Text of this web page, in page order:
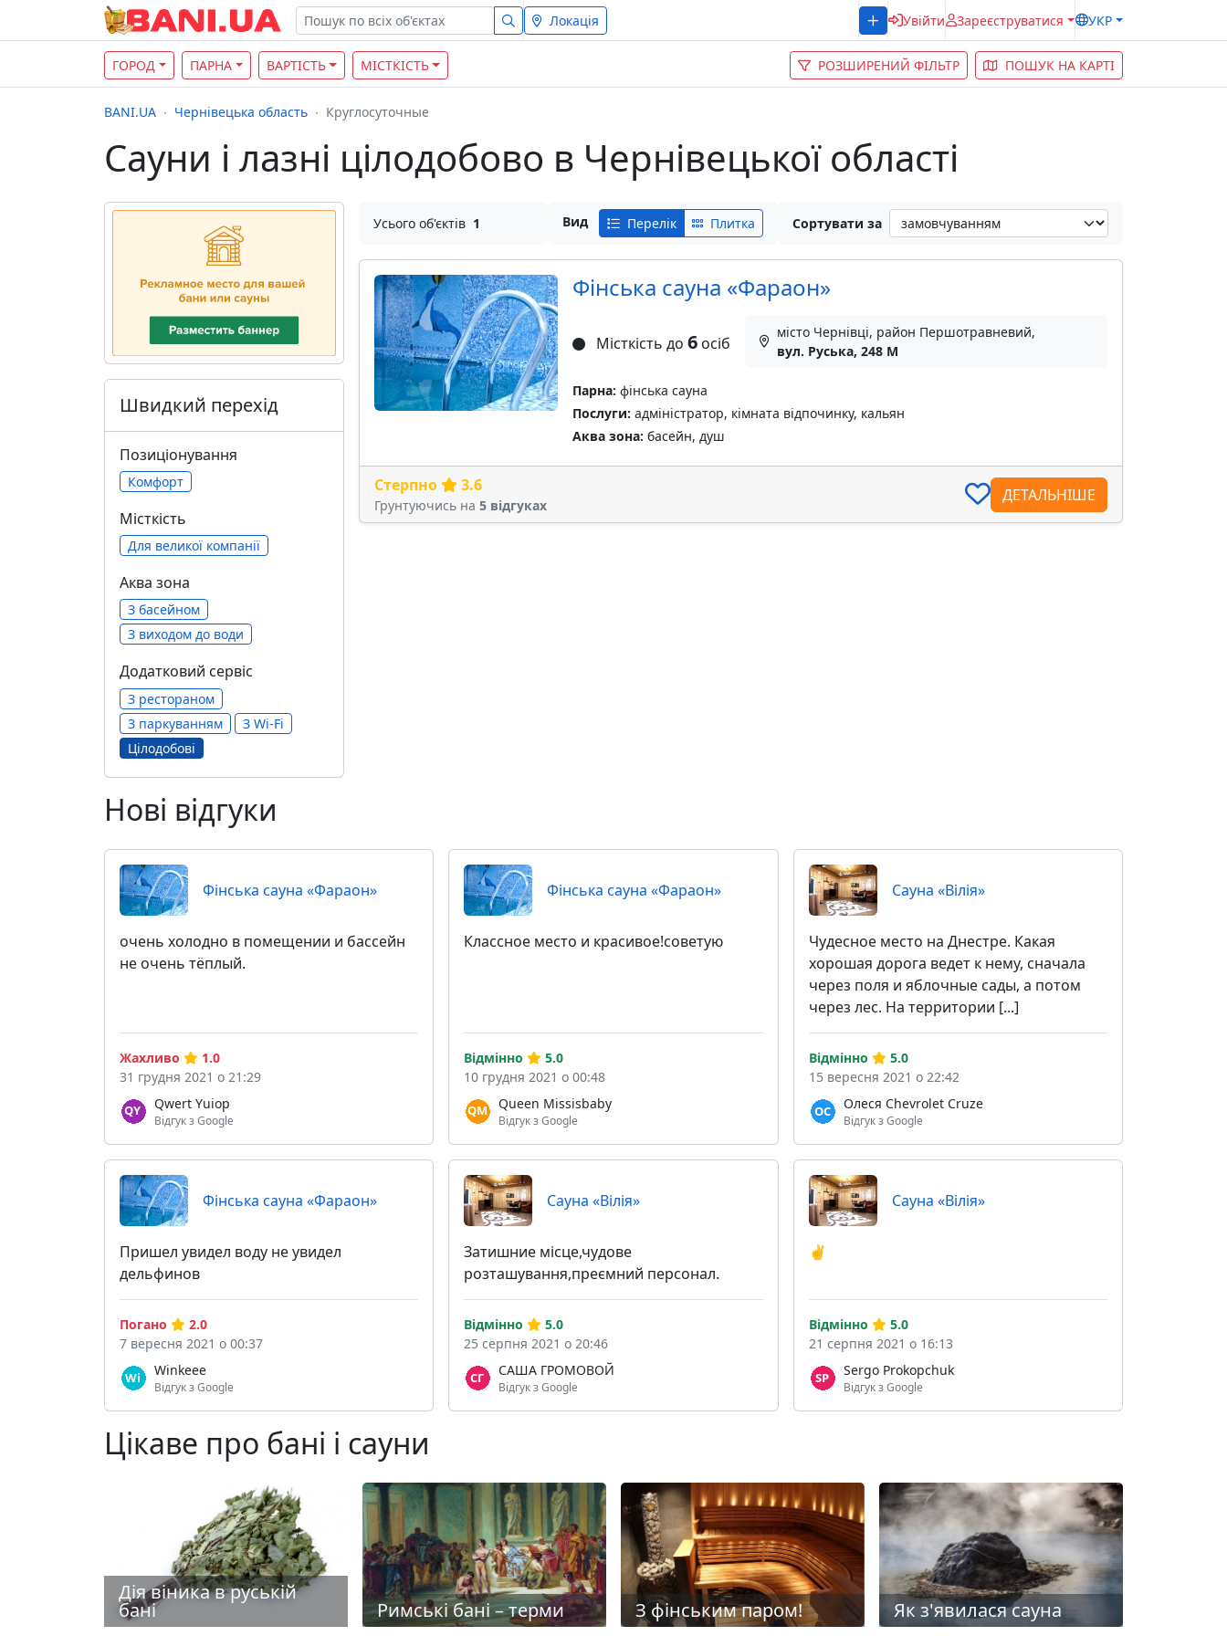
Локація Увійти Зареєструватися УКР
ГОРОД ПАРНА ВАРТІСТЬ МІСТКІСТЬ РОЗШИРЕНИЙ ФІЛЬТР ПОШУК НА КАРТІ
BANI.UA Чернівецька область Круглосуточные
Сауни і лазні цілодобово в Чернівецької області
Усього об'єктів 1 Вид Перелік Плитка Сортувати за
Фінська сауна «Фараон»
Місткість до 6осіб
місто Чернівці, район Першотравневий,
вул. Руська, 248 М
Парна: фінська сауна
Послуги: адміністратор, кімната відпочинку, кальян
Аква зона: басейн, душ
Стерпно 3.6
Грунтуючись на 5 відгуках
ДЕТАЛЬНІШЕ
Швидкий перехід
Позиціонування
Комфорт
Місткість
Для великої компанії
Аква зона
З басейном
З виходом до води
Додатковий сервіс
З рестораном
З паркуванням
З Wi-Fi
Цілодобові
Нові відгуки
Фінська сауна «Фараон»
очень холодно в помещении и бассейн
не очень тёплый.
Qwert Yuiop
Відгук з Google
Жахливо
1.0
31 грудня 2021 о 21:29
Фінська сауна «Фараон»
Классное место и красивое!советую
Queen Missisbaby
Відгук з Google
Відмінно
5.0
10 грудня 2021 о 00:48
Сауна «Вілія»
Чудесное место на Днестре. Какая
хорошая дорога ведет к нему, сначала
через поля и яблочные сады, а потом
через лес. На территории [...]
Олеся Chevrolet Cruze
Відгук з Google
Відмінно
5.0
15 вересня 2021 о 22:42
Фінська сауна «Фараон»
Пришел увидел воду не увидел
дельфинов
Winkeee
Відгук з Google
Погано
2.0
7 вересня 2021 о 00:37
Сауна «Вілія»
Затишние місце,чудове
розташування,преємний персонал.
САША ГРОМОВОЙ
Відгук з Google
Відмінно
5.0
25 серпня 2021 о 20:46
Сауна «Вілія»
✌️
Sergo Prokopchuk
Відгук з Google
Відмінно
5.0
21 серпня 2021 о 16:13
Цікаве про бані і сауни
Дія віника в руській
бані Римські бані – терми З фінським паром! Як з'явилася сауна